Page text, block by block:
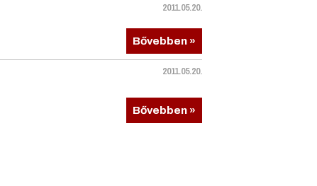
2011.05.20.
Bővebben »
2011.05.20.
Bővebben »